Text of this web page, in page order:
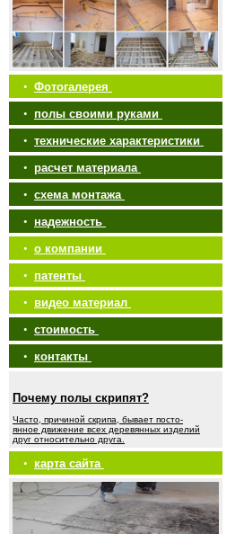
• Фотогалерея
• полы своими руками
• технические характеристики
• расчет материала
• схема монтажа
• надежность
• о компании
• патенты
• видео материал
• стоимость
• контакты
Почему полы скрипят?
Часто, причиной скрипа, бывает посто-
янное движение всех деревянных изделий
друг относительно друга.
• карта сайта